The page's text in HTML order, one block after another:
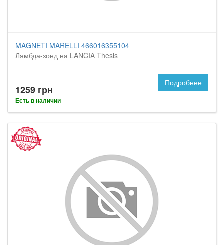
MAGNETI MARELLI 466016355104
Лямбда-зонд на LANCIA Thesis
1259 грн
Есть в наличии
Подробнее